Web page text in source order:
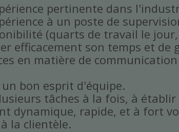
pertinente dans
à un poste de
(quarts de travail le
efficacement son temps et de
en matière de
bon esprit d'équipe.
tâches à la fois, à
dynamique, rapide, et à fort
la clientèle.